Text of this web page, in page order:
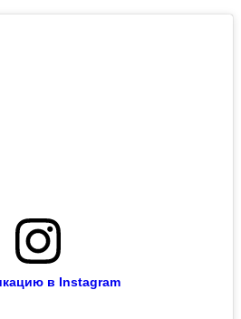
в Instagram